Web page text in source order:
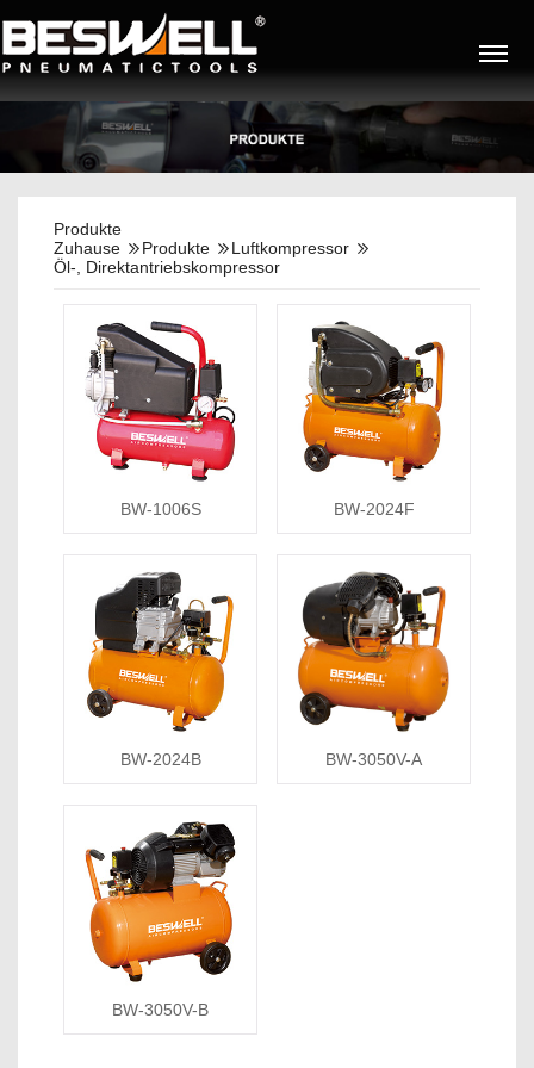
Produkte
Zuhause
Produkte
Luftkompressor
Öl-, Direktantriebskompressor
BW-1006S BW-2024F
BW-2024B BW-3050V-A
BW-3050V-B